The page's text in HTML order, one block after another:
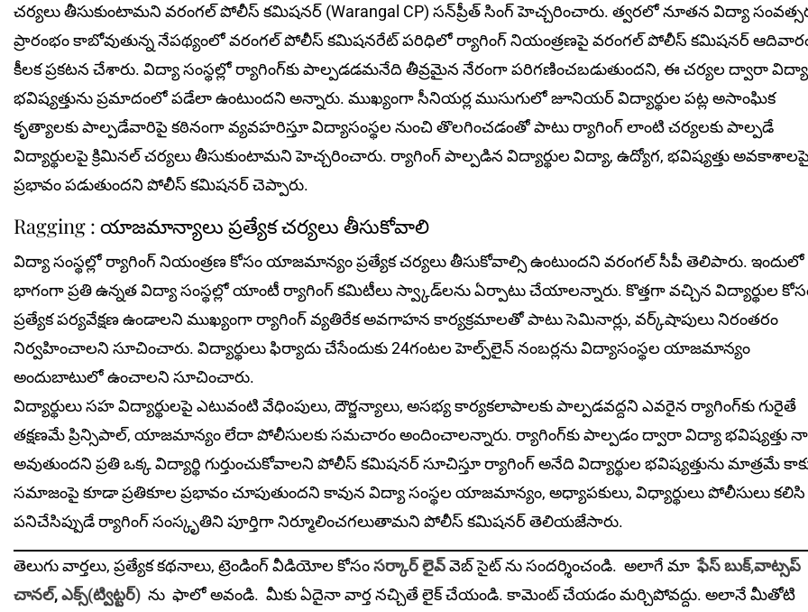
చర్యలు తీసుకుంటామని వరంగల్‌ పోలీస్‌ కమిషనర్ (Warangal CP) స‌న్‌ప్రీత్ సింగ్‌ హెచ్చరించారు. త్వరలో నూతన విద్యా
ప్రారంభం కాబోవుతున్న నేప‌థ్యంలో వరంగల్‌ పోలీస్‌ కమిషనరేట్‌ పరిధిలో ర్యాగింగ్‌ నియంత్రణపై వరంగల్‌ పోలీస్‌ కమిషనర్
కీల‌క ప్ర‌క‌ట‌న చేశారు. విద్యా సంస్థల్లో ర్యాగింగ్‌కు పాల్పడడ‌మ‌నేది తీవ్రమైన నేరంగా పరిగణించబడుతుందని, ఈ చర్యల ద్వారా
భవిష్యత్తును ప్రమాదంలో పడేలా ఉంటుంద‌ని అన్నారు. ముఖ్యంగా సీనియర్ల ముసుగులో జూనియర్‌ విద్యార్థుల పట్ల అసాంఘిక
కృత్యాలకు పాల్పడేవారిపై కఠినంగా వ్యవహరిస్తూ విద్యాసంస్థల నుంచి తొలగించడంతో పాటు ర్యాగింగ్‌ లాంటి చర్యలకు పాల్పడే
విద్యార్థులపై క్రిమినల్‌ చర్యలు తీసుకుంటామ‌ని హెచ్చ‌రించారు. ర్యాగింగ్‌ పాల్పడిన విద్యార్థుల విద్యా, ఉద్యోగ, భవిష్యత్తు అవకాశాలపై
ప్రభావం పడుతుందని పోలీస్‌ కమిషనర్ చెప్పారు.
Ragging : యాజ‌మాన్యాలు ప్ర‌త్యేక‌ చ‌ర్య‌లు తీసుకోవాలి
విద్యా సంస్థల్లో ర్యాగింగ్‌ నియంత్రణ కోసం యాజమాన్యం ప్రత్యేక చర్యలు తీసుకోవాల్సి ఉంటుందని వ‌రంగ‌ల్ సీపీ తెలిపారు. ఇందులో
భాగంగా ప్రతి ఉన్నత విద్యా సంస్థల్లో యాంటీ ర్యాగింగ్‌ కమిటీలు స్వ్కాడ్‌లను ఏర్పాటు చేయాలన్నారు. కొత్త‌గా వచ్చిన విద్యార్థుల
ప్రత్యేక పర్య‌వేక్షణ ఉండాలని ముఖ్యంగా ర్యాగింగ్‌ వ్యతిరేక అవగాహన కార్యక్రమాలతో పాటు సెమినార్లు, వర్క్‌షాపులు నిరంతరం
నిర్వహించాలని సూచించారు. విద్యార్థులు ఫిర్యాదు చేసేందుకు 24గంటల హెల్ప్‌లైన్‌ నంబర్లను విద్యాసంస్థల యాజమాన్యం
అందుబాటులో ఉంచాలని సూచించారు.
విద్యార్థులు సహ విద్యార్థులపై ఎటువంటి వేధింపులు, దౌర్జన్యాలు, అసభ్య కార్యకలాపాలకు పాల్పడవద్దని ఎవరైన ర్యాగింగ్‌కు గురైతే
తక్షణమే ప్రిన్సిపాల్‌, యాజమాన్యం లేదా పోలీసులకు సమచారం అందించాలన్నారు. ర్యాగింగ్‌కు పాల్పడం ద్వారా విద్యా భవిష్యత్తు
అవుతుందని ప్రతి ఒక్క విద్యార్థి గుర్తుంచుకోవాలని పోలీస్‌ కమిషనర్‌ సూచిస్తూ ర్యాగింగ్‌ అనేది విద్యార్థుల భవిష్యత్తును మాత్రమే
సమాజంపై కూడా ప్రతికూల ప్రభావం చూపుతుందని కావున విద్యా సంస్థల యాజమాన్యం, అధ్యాపకులు, విధ్యార్థులు పోలీసులు కలిసి
పనిచేసిప్పుడే ర్యాగింగ్‌ సంస్కృతిని పూర్తిగా నిర్మూలించగలుతామని పోలీస్‌ కమిషనర్‌ తెలియజేసారు.
తెలుగు వార్తలు, ప్రత్యేక కథనాలు, ట్రెండింగ్ వీడియోల కోసంసర్కార్ లైవ్వెబ్ సైట్ ను సందర్శించండి. అలాగే మాఫేస్ బుక్,వాట్సప్
చానల్,ఎక్స్(ట్విట్టర్) ను ఫాలో అవండి. మీకు ఏదైనా వార్త నచ్చితే లైక్ చేయండి. కామెంట్ చేయడం మర్చిపోవద్దు. అలానే మీతోటి